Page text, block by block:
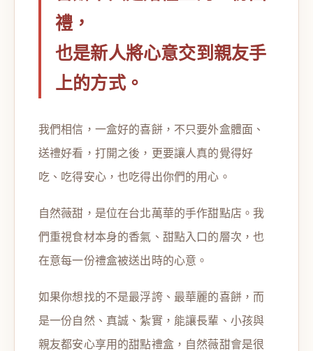
禮，
也是新人將心意交到親友手
上的方式。
我們相信，一盒好的喜餅，不只要外盒體面、
送禮好看，打開之後，更要讓人真的覺得好
吃、吃得安心，也吃得出你們的用心。
自然薇甜，是位在台北萬華的手作甜點店。我
們重視食材本身的香氣、甜點入口的層次，也
在意每一份禮盒被送出時的心意。
如果你想找的不是最浮誇、最華麗的喜餅，而
是一份自然、真誠、紮實，能讓長輩、小孩與
親友都安心享用的甜點禮盒，自然薇甜會是很